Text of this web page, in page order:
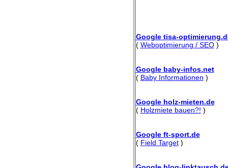
Google tisa-
( Weboptimierung / SEO)
Google baby-infos.net
( Baby Informationen )
Google holz-mieten.de
( Holzmiete bauen?! )
Google ft-sport.de
( Field Target)